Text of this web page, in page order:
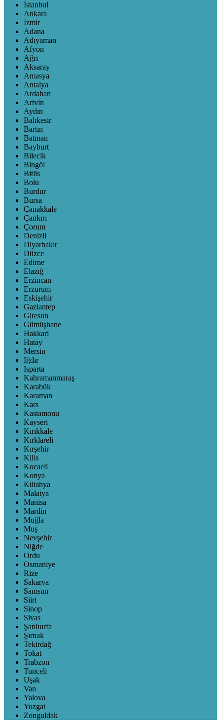
İstanbul
Ankara
İzmir
Adana
Adıyaman
Afyon
Ağrı
Aksaray
Amasya
Antalya
Ardahan
Artvin
Aydın
Balıkesir
Bartın
Batman
Bayburt
Bilecik
Bingöl
Bitlis
Bolu
Burdur
Bursa
Çanakkale
Çankırı
Çorum
Denizli
Diyarbakır
Düzce
Edirne
Elazığ
Erzincan
Erzurum
Eskişehir
Gaziantep
Giresun
Gümüşhane
Hakkari
Hatay
Mersin
Iğdır
Isparta
Kahramanmaraş
Karabük
Karaman
Kars
Kastamonu
Kayseri
Kırıkkale
Kırklareli
Kırşehir
Kilis
Kocaeli
Konya
Kütahya
Malatya
Manisa
Mardin
Muğla
Muş
Nevşehir
Niğde
Ordu
Osmaniye
Rize
Sakarya
Samsun
Siirt
Sinop
Sivas
Şanlıurfa
Şırnak
Tekirdağ
Tokat
Trabzon
Tunceli
Uşak
Van
Yalova
Yozgat
Zonguldak